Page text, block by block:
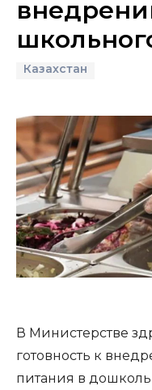
Казахстан
В Министерстве
готовность к
питания в